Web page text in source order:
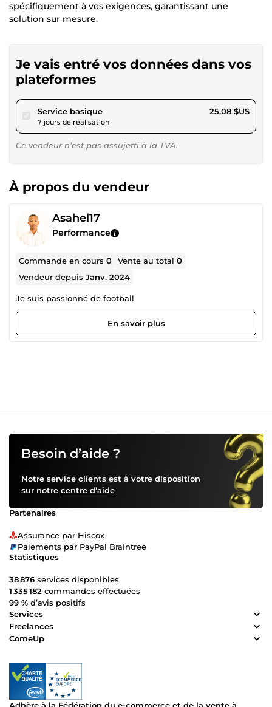
spécifiquement à vos exigences, garantissant une
solution sur mesure.
Je vais entré vos données dans vos
plateformes
Service basiquepour 23,11 $US
7 jours de réalisation
25,08 $US
Ce vendeur n’est pas assujetti à la TVA.
À propos du vendeur
Asahel17
Performance
Commande en cours0 Vente au total0
Vendeur depuisJanv. 2024
Je suis passionné de football
En savoir plus
Besoin d’aide ?
Notre service clients est à votre disposition
sur notre centre d’aide
Partenaires
Assurance par Hiscox
Paiements par PayPal Braintree
Statistiques
38 876 services disponibles
1 335 182 commandes effectuées
99 % d’avis positifs
Services
Freelances
ComeUp